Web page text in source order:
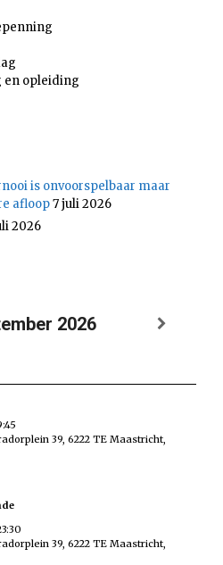
en opleiding
is onvoorspelbaar maar
afloop7 juli 2026
2026
2026
39, 6222 TE Maastricht,
39, 6222 TE Maastricht,